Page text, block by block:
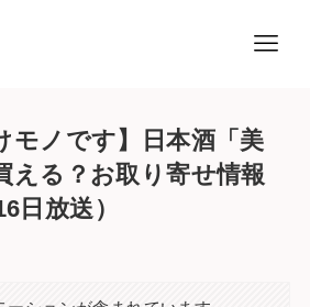
モノです】日本酒「美
える？お取り寄せ情報
日放送）